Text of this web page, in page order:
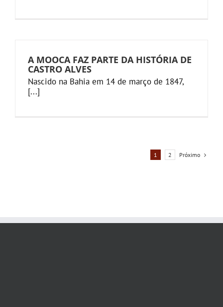
A MOOCA FAZ PARTE DA HISTÓRIA DE
CASTRO ALVES
Nascido na Bahia em 14 de março de 1847,
[...]
1 2 Próximo